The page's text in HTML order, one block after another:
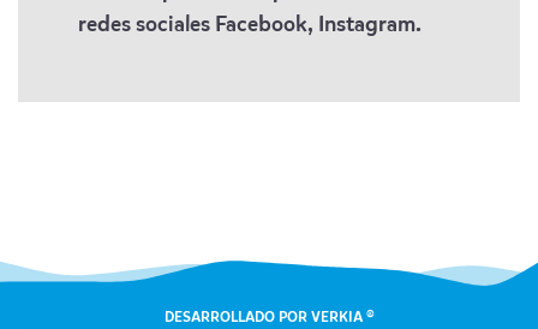
redes sociales Facebook, Instagram.
DESARROLLADO POR VERKIA ®